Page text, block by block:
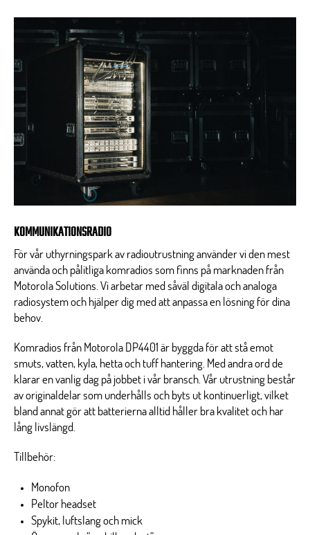
KOMMUNIKATIONSRADIO
För vår uthyrningspark av radioutrustning använder vi den mest
använda och pålitliga komradios som finns på marknaden från
Motorola Solutions. Vi arbetar med såväl digitala och analoga
radiosystem och hjälper dig med att anpassa en lösning för dina
behov.
Komradios från Motorola DP4401 är byggda för att stå emot
smuts, vatten, kyla, hetta och tuff hantering. Med andra ord de
klarar en vanlig dag på jobbet i vår bransch. Vår utrustning består
av originaldelar som underhålls och byts ut kontinuerligt, vilket
bland annat gör att batterierna alltid håller bra kvalitet och har
lång livslängd.
Tillbehör:
Monofon
Peltor headset
Spykit, luftslang och mick